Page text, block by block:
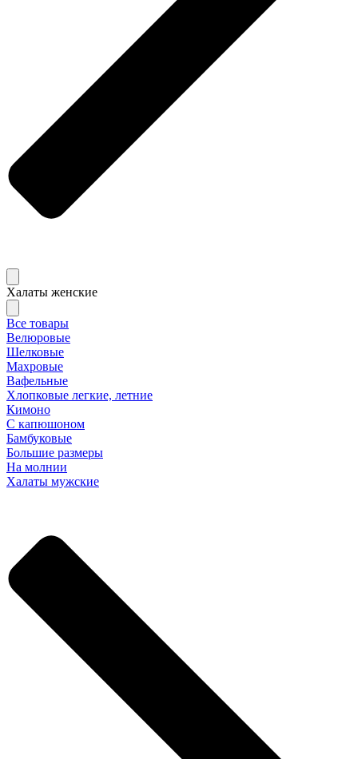
Халаты женские
Все товары
Велюровые
Шелковые
Махровые
Вафельные
Хлопковые легкие, летние
Кимоно
С капюшоном
Бамбуковые
Большие размеры
На молнии
Халаты мужские